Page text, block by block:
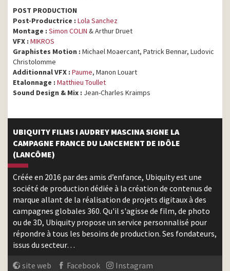
POST PRODUCTION
Post-Productrice : Lola Sanchez
Montage : Simon COLIN & Arthur Druet
VFX : MIKROS
Graphistes Motion : Michael Moaercant, Patrick Bennar, Ludovic
Christolomme
Additionnal VFX : Paume, Manon Louart
Etalonnage : Matthieu Toullet
Sound Design & Mix : Jean-Charles Kraimps
UBIQUITY FILMS I AUDREY MASCINA SIGNE LA
CAMPAGNE FRANCE DU LANCEMENT DE IDÔLE
(LANCÔME)
Créée en 2016 par des amis d’enfance, Ubiquity est une
société de production dédiée à la création de contenus de
marque allant de la réalisation de projets digitaux à des
campagnes globales 360. Qu'il s'agisse de film, de photo
ou de 3D, Ubiquity propose un service personnalisé pour
répondre à tous les besoins de production. Ses fondateurs,
issus du secteur…
site web
Facebook Instagram